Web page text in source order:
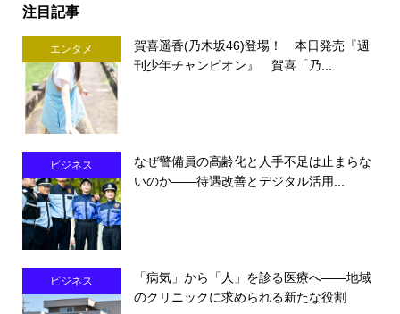
注目記事
エンタメ
賀喜遥香(乃木坂46)登場！ 本日発売『週
刊少年チャンピオン』 賀喜「乃...
ビジネス
なぜ警備員の高齢化と人手不足は止まらな
いのか――待遇改善とデジタル活用...
ビジネス
「病気」から「人」を診る医療へ――地域
のクリニックに求められる新たな役割